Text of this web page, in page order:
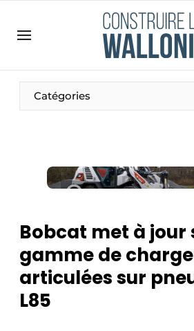
Emploi
Enregistrer une offre
Meest gelezen
Podcasts
Privacy / Cookie statement
S’inscrire à l’événement
S’inscrire
Catégories
Bobcat met à jour
gamme de
articulées sur
L85